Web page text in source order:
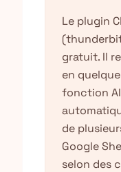
Le plugin
gratuit. Il
en
fonction
de
Google
selon des